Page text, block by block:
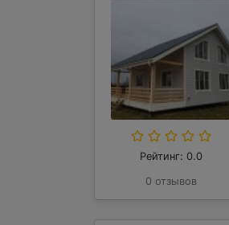
Рейтинг: 0.0
0 отзывов